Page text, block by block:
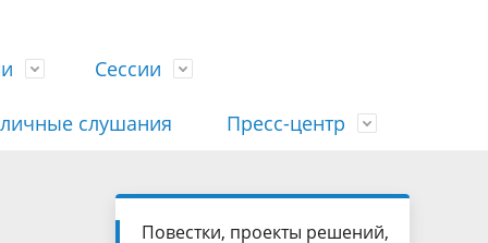
История
Сессии
Порядок посещения сессии
гражданами
Сведения о доходах, расходах, об
имуществе, обязательствах
слушания Пресс-центр
Наша "Прямая линия"
Повестки, проекты решений,